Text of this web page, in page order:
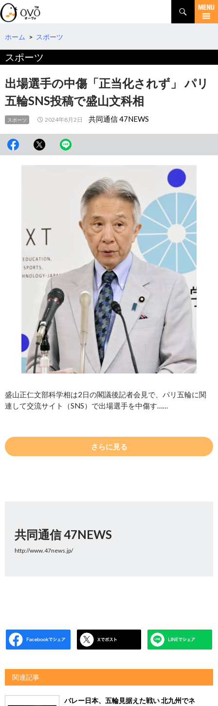
検
索
コ
テ
へ
移
動
ホーム > スポーツ
スポーツ
出場選手の中傷「正当化されず」 パリ
五輪SNS投稿で盛山文科相
スポーツ 2024年8月2日 共同通信 47NEWS
盛山正仁文部科学相は2日の閣議後記者会見で、パリ五輪に関
連して交流サイト（SNS）で出場選手を中傷す……
さらに見る
共同通信 47NEWS
http://www.47news.jp/
関連記事
バレー日本、五輪見据えた戦い 北九州でネ